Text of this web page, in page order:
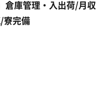
倉庫管理・入出荷/月収
寮完備